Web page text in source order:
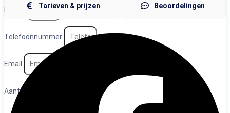
Plaats
Telefoonnummer
Email
Aantal personen
Tarieven & prijzen Beoordelingen